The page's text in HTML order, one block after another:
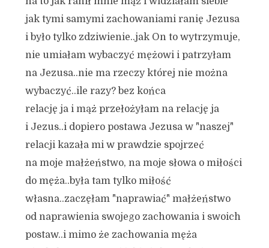
jak tymi samymi zachowaniami ranię Jezusa
i było tylko zdziwienie..jak On to wytrzymuje,
nie umiałam wybaczyć mężowi i patrzyłam
na Jezusa..nie ma rzeczy której nie można
wybaczyć..ile razy? bez końca
relację ja i mąż przełożyłam na relację ja
i Jezus..i dopiero postawa Jezusa w "naszej"
relacji kazała mi w prawdzie spojrzeć
na moje małżeństwo, na moje słowa o miłości
do męża..była tam tylko miłość
własna..zaczęłam "naprawiać" małżeństwo
od naprawienia swojego zachowania i swoich
postaw..i mimo że zachowania męża